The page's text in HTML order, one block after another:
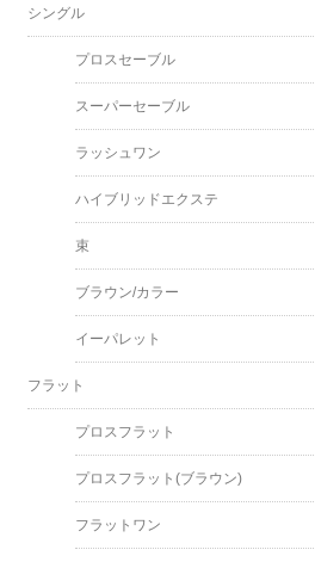
シングル
プロスセーブル
スーパーセーブル
ラッシュワン
ハイブリッドエクステ
束
ブラウン/カラー
イーパレット
フラット
プロスフラット
プロスフラット(ブラウン)
フラットワン